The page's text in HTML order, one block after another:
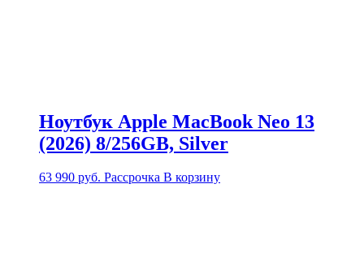
Ноутбук Apple MacBook Neo 13
(2026) 8/256GB, Silver
63 990 руб. Рассрочка В корзину